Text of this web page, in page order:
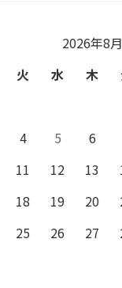
2026年8月
火 水 木
4 5 6
11 12 13
18 19 20
25 26 27